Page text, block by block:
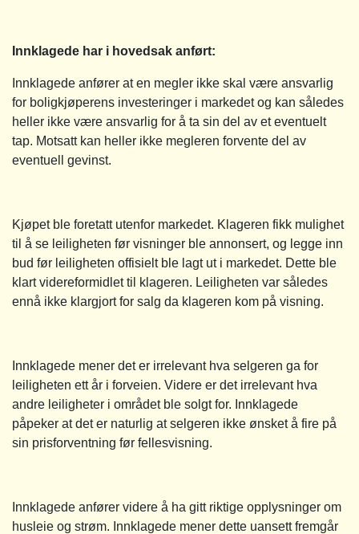
Innklagede har i hovedsak anført:
Innklagede anfører at en megler ikke skal være ansvarlig
for boligkjøperens investeringer i markedet og kan således
heller ikke være ansvarlig for å ta sin del av et eventuelt
tap. Motsatt kan heller ikke megleren forvente del av
eventuell gevinst.
Kjøpet ble foretatt utenfor markedet. Klageren fikk mulighet
til å se leiligheten før visninger ble annonsert, og legge inn
bud før leiligheten offisielt ble lagt ut i markedet. Dette ble
klart videreformidlet til klageren. Leiligheten var således
ennå ikke klargjort for salg da klageren kom på visning.
Innklagede mener det er irrelevant hva selgeren ga for
leiligheten ett år i forveien. Videre er det irrelevant hva
andre leiligheter i området ble solgt for. Innklagede
påpeker at det er naturlig at selgeren ikke ønsket å fire på
sin prisforventning før fellesvisning.
Innklagede anfører videre å ha gitt riktige opplysninger om
husleie og strøm. Innklagede mener dette uansett fremgår